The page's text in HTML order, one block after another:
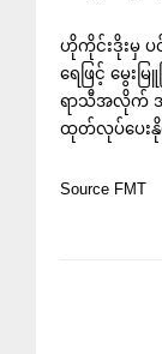
ဟိုကိုင်းဒိုးမှ ပ
ရေဖြင့် မွေး
ရာသီအလိုက် အန
ထုတ်လုပ်ပေး
Source FMT